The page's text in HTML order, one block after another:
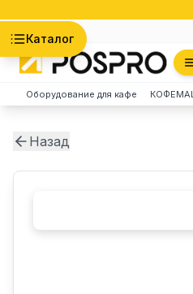
Каталог
Оборудование для кафе
Назад